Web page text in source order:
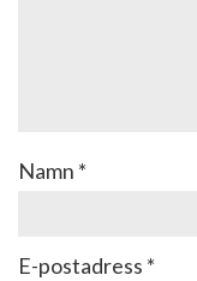
Namn *
E-postadress *